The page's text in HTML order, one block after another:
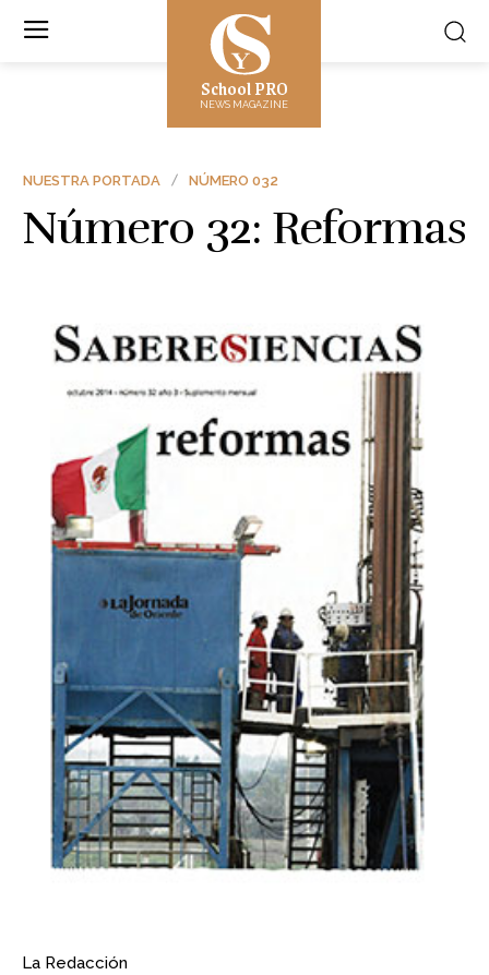
School PRO
NEWS MAGAZINE
NUESTRA PORTADA NÚMERO 032
Número 32: Reformas
La Redacción